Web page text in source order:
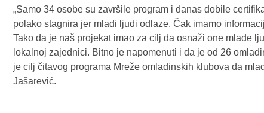
„Samo 34 osobe su završile program i danas dobile
polako stagnira jer mladi ljudi odlaze. Čak imamo
Tako da je naš projekat imao za cilj da osnaži one mlade
lokalnoj zajednici. Bitno je napomenuti i da je od 26
je cilj čitavog programa Mreže omladinskih klubova da
Jašarević.